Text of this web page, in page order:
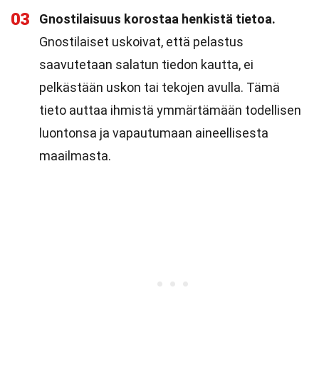
03
Gnostilaisuus korostaa henkistä tietoa.
Gnostilaiset uskoivat, että pelastus
saavutetaan salatun tiedon kautta, ei
pelkästään uskon tai tekojen avulla. Tämä
tieto auttaa ihmistä ymmärtämään todellisen
luontonsa ja vapautumaan aineellisesta
maailmasta.